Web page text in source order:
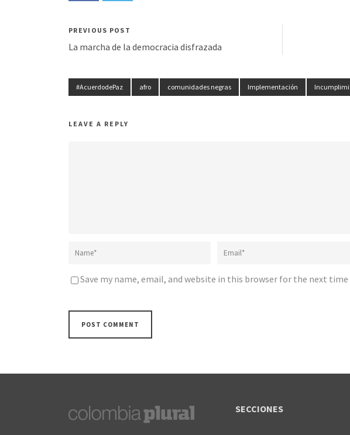
PREVIOUS POST
La marcha de la democracia disfrazada
#AcuerdodePaz afro comunidades negras Implementación
LEAVE A REPLY
Save my name, email, and website in this browser for the next
SECCIONES